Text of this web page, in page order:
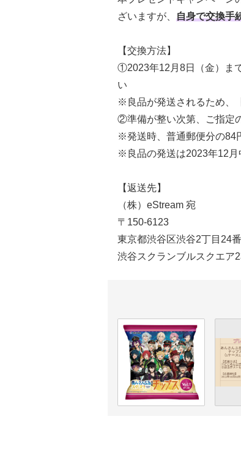
ざいますが、 自身で交換手
【交換方法】
①2023年12月8日（金）ま
い
※良品が発送されるため、
②準備が整い次第、ご指定
※発送時、普通郵便分の84
※良品の発送は2023年12月
【返送先】
（株）eStream 宛
〒150-6123
東京都渋谷区渋谷2丁目24
渋谷スクランブルスクエア